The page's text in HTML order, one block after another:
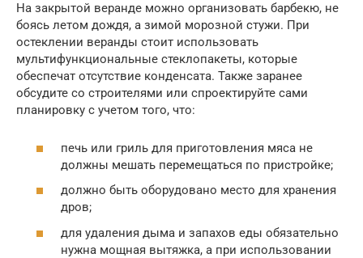
На закрытой веранде можно организовать барбекю, не
боясь летом дождя, а зимой морозной стужи. При
остеклении веранды стоит использовать
мультифункциональные стеклопакеты, которые
обеспечат отсутствие конденсата. Также заранее
обсудите со строителями или спроектируйте сами
планировку с учетом того, что:
печь или гриль для приготовления мяса не
должны мешать перемещаться по пристройке;
должно быть оборудовано место для хранения
дров;
для удаления дыма и запахов еды обязательно
нужна мощная вытяжка, а при использовании